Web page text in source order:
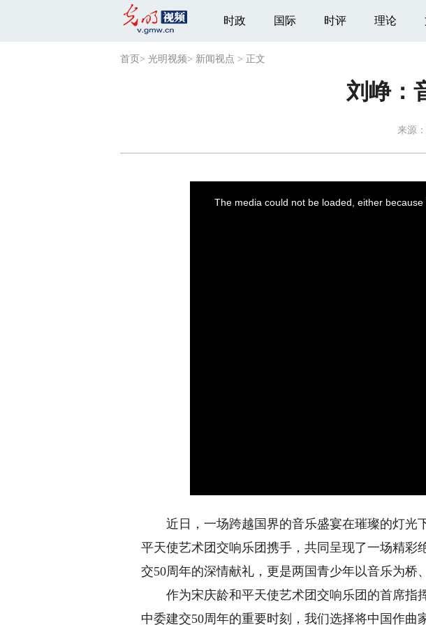
时政 国际 时评 理论
首页 > 光明视频> 新闻视点 > 正文
刘峥：
来源：
The media could not be loaded, either
近日，一场跨越国界的音乐盛宴在璀璨的灯光下
平天使艺术团交响乐团携手，共同呈现了一场精
交50周年的深情献礼，更是两国青少年以音乐为桥
作为宋庆龄和平天使艺术团交响乐团的首席指
中委建交50周年的重要时刻，我们选择将中国作